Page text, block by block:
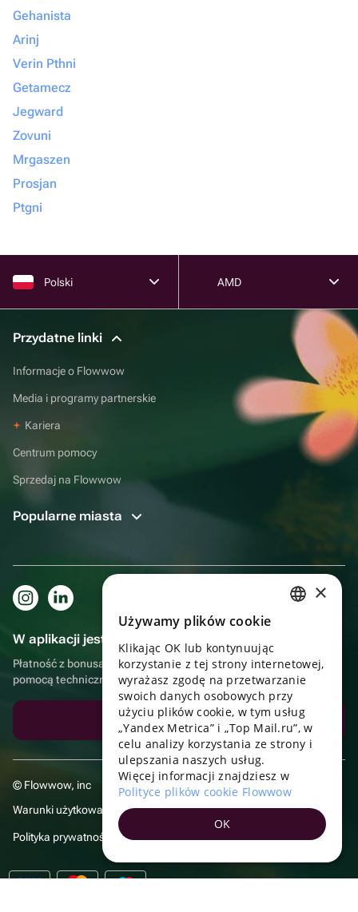
Gehanista
Arinj
Verin Pthni
Getamecz
Jegward
Zovuni
Mrgaszen
Prosjan
Ptgni
Polski AMD
Przydatne linki
Informacje o Flowwow
Media i programy partnerskie
Kariera
Centrum pomocy
Sprzedaj na Flowwow
Popularne miasta
W aplikacji jest to jeszcze wygodniejsze!
Płatność z bonusami, samodzielna dostawa, wygodny czat z
pomocą techniczną
Pobierz aplikację
© Flowwow, inc
Warunki użytkowania
Polityka prywatności
UKRAINIAN
PORTUGUESE
SPANISH
TURKISH
×
Używamy plików cookie
Klikając OK lub kontynuując
korzystanie z tej strony internetowej,
wyrażasz zgodę na przetwarzanie
swoich danych osobowych przy
użyciu plików cookie, w tym usług
„Yandex Metrica” i „Top Mail.ru”, w
celu analizy korzystania ze strony i
ulepszania naszych usług.
Więcej informacji znajdziesz w
Polityce plików cookie Flowwow
OK